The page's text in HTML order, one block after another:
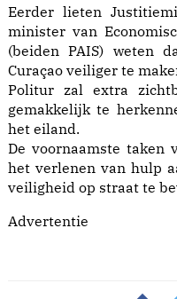
Eerder lieten
minister van
(beiden PAIS) weten
Curaçao veiliger te
Politur zal extra
gemakkelijk te
het eiland.
De voornaamste taken
het verlenen van hulp
veiligheid op straat te
Advertentie